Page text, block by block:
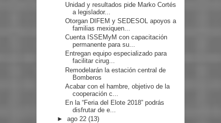
Unidad y resultados pide Marko Cortés
a legislador...
Otorgan DIFEM y SEDESOL apoyos a
familias mexiquen...
Cuenta ISSEMyM con capacitación
permanente para su...
Entregan equipo especializado para
facilitar cirug...
Remodelarán la estación central de
Bomberos
Acabar con el hambre, objetivo de la
cooperación c...
En la “Feria del Elote 2018” podrás
disfrutar de e...
►ago 22(13)